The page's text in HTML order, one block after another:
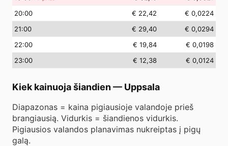
20:00 € 22,42
€ 0,0224
21:00 € 29,40
€ 0,0294
22:00 € 19,84
€ 0,0198
23:00 € 12,38 € 0,0124
Kiek kainuoja šiandien — Uppsala
Diapazonas = kaina pigiausioje valandoje prieš
brangiausią. Vidurkis = šiandienos vidurkis.
Pigiausios valandos planavimas nukreiptas į pigų
galą.